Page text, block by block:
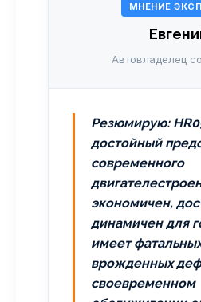
МНЕНИЕ
Автовладелец
Резюмирую:
достойный
современного
экономичен,
динамичен для
имеет
врожденных
своевременном